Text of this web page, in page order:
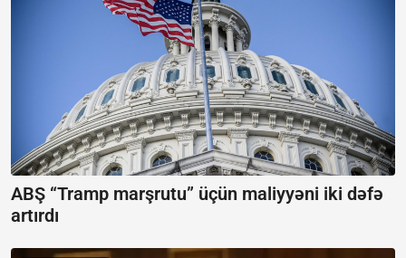
ABŞ “Tramp marşrutu” üçün maliyyəni iki dəfə
artırdı